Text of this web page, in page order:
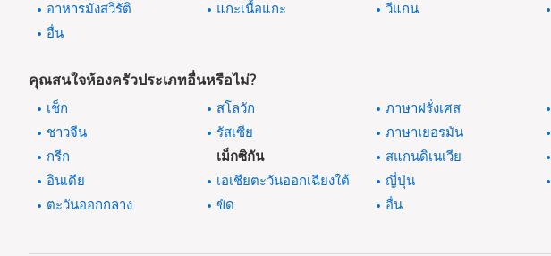
อาหารมังสวิรัติ
แกะเนื้อแกะ วีแกน
อื่น
คุณสนใจห้องครัวประเภทอื่นหรือไม่?
เช็ก สโลวัก ภาษาฝรั่งเศส
ชาวจีน
รัสเซีย ภาษาเยอรมัน
กรีก
เม็กซิกัน สแกนดิเนเวีย
อินเดีย
เอเชียตะวันออกเฉียงใต้ ญี่ปุ่น
ตะวันออกกลาง
ขัด อื่น